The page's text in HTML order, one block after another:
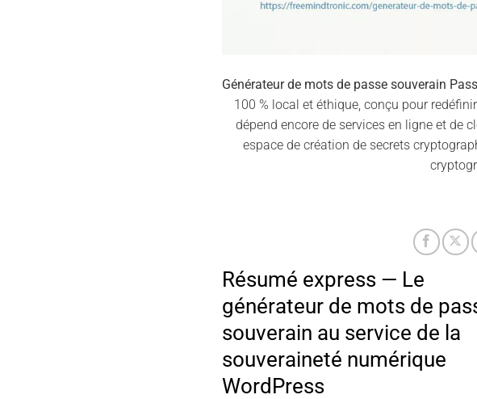
Générateur de mots de passe souverain
100 % local et éthique, conçu pour
dépend encore de services en ligne et de
espace de création de secrets
Résumé express — Le
générateur de mots de
souverain au service de la
souveraineté numérique
WordPress